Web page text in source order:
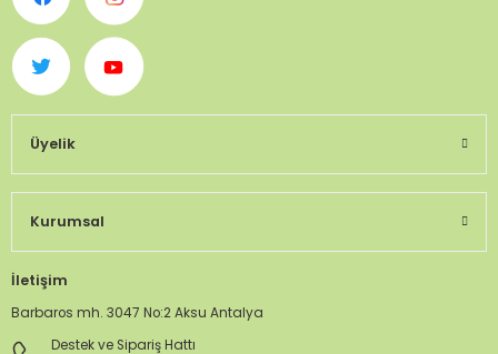
Üyelik
Kurumsal
İletişim
Barbaros mh. 3047 No:2 Aksu Antalya
Destek ve Sipariş Hattı